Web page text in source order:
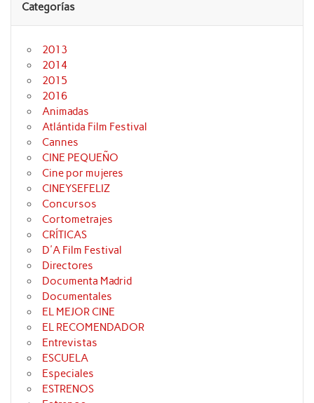
Categorías
2013
2014
2015
2016
Animadas
Atlántida Film Festival
Cannes
CINE PEQUEÑO
Cine por mujeres
CINEYSEFELIZ
Concursos
Cortometrajes
CRÍTICAS
D'A Film Festival
Directores
Documenta Madrid
Documentales
EL MEJOR CINE
EL RECOMENDADOR
Entrevistas
ESCUELA
Especiales
ESTRENOS